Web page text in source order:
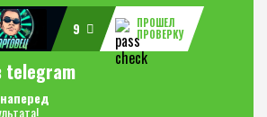
9
ПРОШЕЛ
ПРОВЕРКУ
telegram